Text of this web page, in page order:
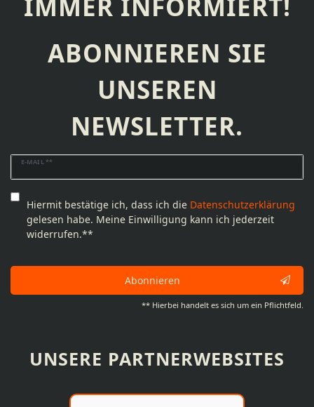
IMMER INFORMIERT!
ABONNIEREN SIE
UNSEREN
NEWSLETTER.
E-MAIL **
Newsletter
Honig
Hiermit bestätige ich, dass ich die Daten­schutz­erklärung
gelesen habe. Meine Einwilligung kann ich jederzeit
widerrufen.**
Abonnieren
** Hierbei handelt es sich um ein Pflichtfeld.
UNSERE PARTNERWEBSITES